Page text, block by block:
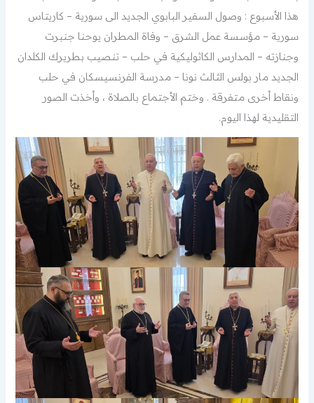
هذا الأسبوع : وصول السفير البابوي الجديد الى سورية – كاريتاس
سورية – مؤسسة عمل الشرق – وفاة المطران يوحنا جنبرت
وجنازته – المدارس الكاثوليكية في حلب – تنصيب بطريرك الكلدان
الجديد مار بولس الثالث نونا – مدرسة الفرنسيسكان في حلب
ونقاط أخرى متفرقة . وختم الأجتماع بالصلاة ، وأخذت الصور
التقليدية لهذا اليوم.